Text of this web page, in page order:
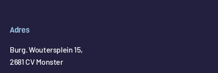
Adres
Burg. Woutersplein 15,
2681 CV Monster